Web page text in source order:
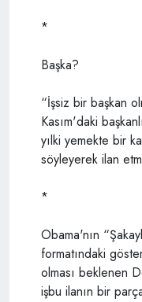
*
Başka?
“İşsiz bir başkan
Kasım'daki
yılki yemekte bir
söyleyerek ilan
*
Obama'nın
formatındaki
olması beklenen
işbu ilanın bir